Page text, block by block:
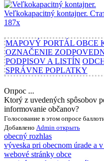
Veľkokapacitný kontajner.
187x
MAPOVÝ PORTÁL OBCE
OZNAČENIE
PODPISOV A LISTÍN
SPRÁVNE POPLATKY
Опрос ...
Ktorý z uvedených spôsobov
informovanie občanov?
Голосование в этом опросе
Добавлено Admin открыть
obecný rozhlas
výveska pri obecnom úrade a
webové stránky obce